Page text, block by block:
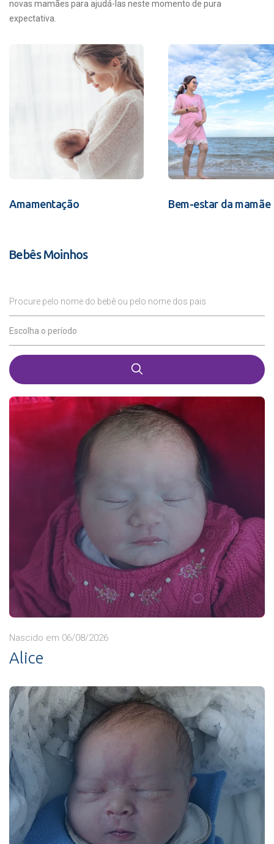
novas mamães para ajudá-las neste momento de pura
expectativa.
Amamentação Bem-estar da mamãe
Bebês Moinhos
Procure pelo nome do bebê ou pelo nome dos pais
Escolha o período
Nascido em 06/08/2026
Alice